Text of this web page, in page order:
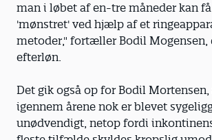
man i løbet af en-tre måneder kan
'mønstret' ved hjælp af et
metoder," fortæller Bodil Mogensen,
efterløn.
Det gik også op for Bodil
igennem årene nok er blevet
unødvendigt, netop fordi